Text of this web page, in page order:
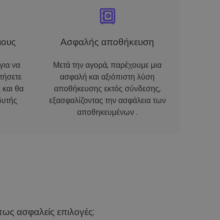
να
θα
Ασφαλής αποθήκευση
Μετά την αγορά, παρέχουμε μια
ασφαλή και αξιόπιστη λύση
αποθήκευσης εκτός σύνδεσης,
εξασφαλίζοντας την ασφάλεια των
αποθηκευμένων .
ασφαλείς επιλογές: